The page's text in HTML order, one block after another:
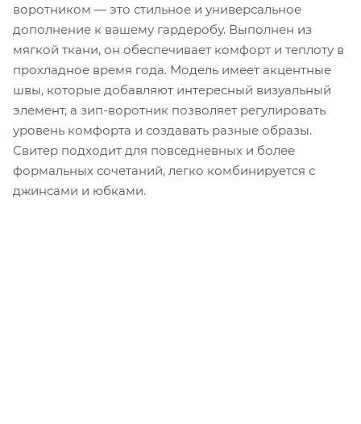
воротником — это стильное и универсальное
дополнение к вашему гардеробу. Выполнен из
мягкой ткани, он обеспечивает комфорт и теплоту в
прохладное время года. Модель имеет акцентные
швы, которые добавляют интересный визуальный
элемент, а зип-воротник позволяет регулировать
уровень комфорта и создавать разные образы.
Свитер подходит для повседневных и более
формальных сочетаний, легко комбинируется с
джинсами и юбками.